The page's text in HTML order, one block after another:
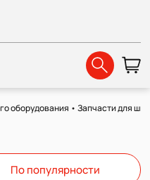
оборудования •Запчасти для
По популярности